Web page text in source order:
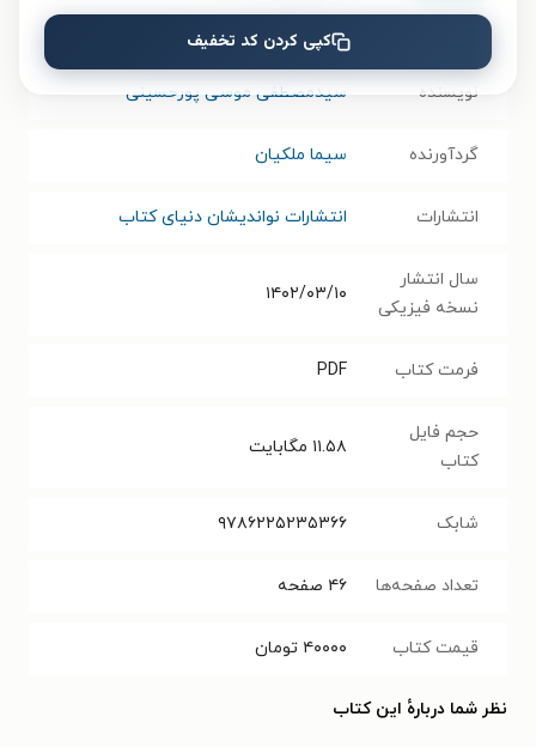
متوسطه اول
نویسنده سیدمصطفی موسی پورحسینی
گردآورنده سیما ملکیان
انتشارات انتشارات نواندیشان دنیای کتاب
سال انتشار
نسخه فیزیکی
۱۴۰۲/۰۳/۱۰
فرمت کتاب PDF
حجم فایل
کتاب
۱۱.۵۸ مگابایت
شابک ‫‬‭۹۷۸۶۲۲۵۲۳۵۳۶۶
تعداد صفحه‌ها ۴۶ صفحه
قیمت کتاب ۴۰۰۰۰ تومان
نظر شما دربارهٔ این کتاب
کپی کردن کد تخفیف